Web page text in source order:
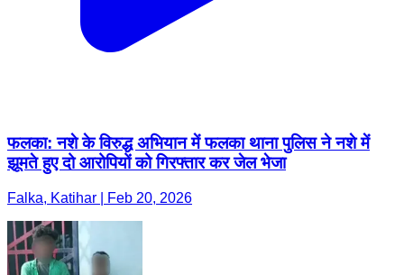
फलका: नशे के विरुद्ध अभियान में फलका थाना पुलिस ने नशे में
झूमते हुए दो आरोपियों को गिरफ्तार कर जेल भेजा
Falka, Katihar | Feb 20, 2026